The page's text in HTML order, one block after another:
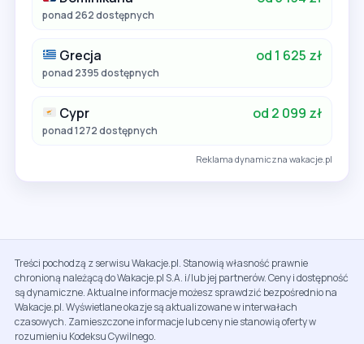
ponad 262 dostępnych
Grecja od 1 625 zł
ponad 2395 dostępnych
Cypr od 2 099 zł
ponad 1272 dostępnych
Reklama dynamiczna wakacje.pl
Treści pochodzą z serwisu Wakacje.pl. Stanowią własność prawnie
chronioną należącą do Wakacje.pl S.A. i/lub jej partnerów. Ceny i dostępność
są dynamiczne. Aktualne informacje możesz sprawdzić bezpośrednio na
Wakacje.pl. Wyświetlane okazje są aktualizowane w interwałach
czasowych. Zamieszczone informacje lub ceny nie stanowią oferty w
rozumieniu Kodeksu Cywilnego.